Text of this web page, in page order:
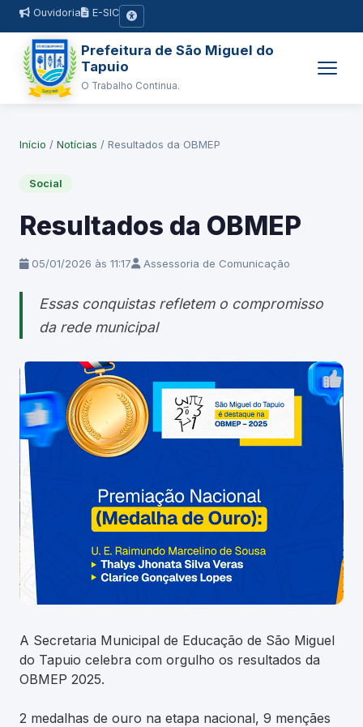
Ouvidoria E-SIC
Prefeitura de São Miguel do
Tapuio
O Trabalho Continua.
Início / Notícias / Resultados da OBMEP
Social
Resultados da OBMEP
05/01/2026 às 11:17 Assessoria de Comunicação
Essas conquistas refletem o compromisso
da rede municipal
A Secretaria Municipal de Educação de São Miguel
do Tapuio celebra com orgulho os resultados da
OBMEP 2025.
2 medalhas de ouro na etapa nacional, 9 mençães